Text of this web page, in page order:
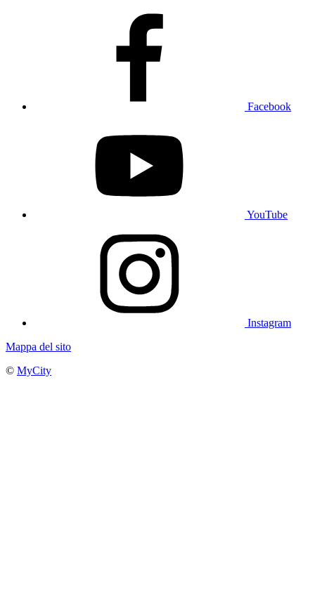
Facebook
YouTube
Instagram
Mappa del sito
© MyCity